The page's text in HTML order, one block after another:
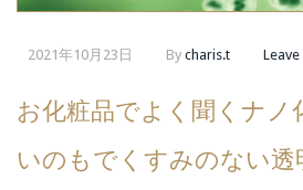
2021年10月23日 By charis.t
お化粧品でよく聞くナノ
いのもでくすみのない透